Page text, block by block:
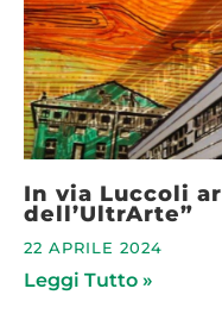
In via Luccoli
dell’UltrArte”
22 APRILE 2024
Leggi Tutto »